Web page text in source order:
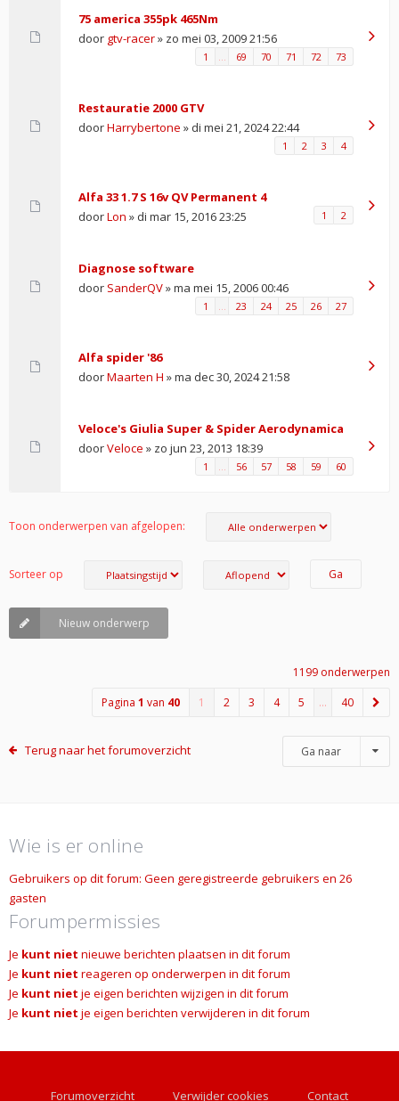
75 america 355pk 465Nm
door gtv-racer» zo mei 03, 2009 21:56
1 69 70 71 72 73
Restauratie 2000 GTV
doorHarrybertone » di mei 21, 2024 22:44
1 2 3 4
Alfa 33 1.7 S 16v QV Permanent 4
doorLon » di mar 15, 2016 23:25 1 2
Diagnose software
door SanderQV» ma mei 15, 2006 00:46
1 23 24 25 26 27
Alfa spider '86
doorMaarten H » ma dec 30, 2024 21:58
Veloce's Giulia Super & Spider Aerodynamica
doorVeloce » zo jun 23, 2013 18:39
1 56 57 58 59 60
Toon onderwerpen van afgelopen:
Sorteer op
Nieuw onderwerp
1199 onderwerpen
Pagina 1 van 40 1 2 3 4 5 … 40
Terug naar het forumoverzicht Ga naar
Wie is er online
Gebruikers op dit forum: Geen geregistreerde gebruikers en 26
gasten
Forumpermissies
Je kunt niet nieuwe berichten plaatsen in dit forum
Je kunt niet reageren op onderwerpen in dit forum
Je kunt niet je eigen berichten wijzigen in dit forum
Je kunt niet je eigen berichten verwijderen in dit forum
Forumoverzicht Verwijder cookies Contact